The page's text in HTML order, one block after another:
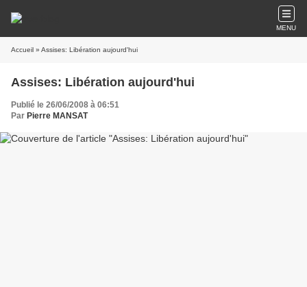
MENU
Accueil » Assises: Libération aujourd'hui
Assises: Libération aujourd'hui
Publié le 26/06/2008 à 06:51
Par Pierre MANSAT